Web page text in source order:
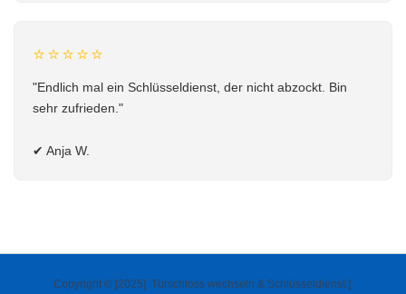
⭐⭐⭐⭐⭐
"Endlich mal ein Schlüsseldienst, der nicht abzockt. Bin
sehr zufrieden."
✔ Anja W.
Copyright © [2025] Türschloss wechseln & Schlüsseldienst.]